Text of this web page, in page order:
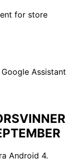
for store
Android 4.